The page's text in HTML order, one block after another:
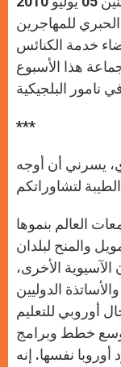
p e
r
k
للمهاجرين
خدمة الكنائس
هذا الأسبوع
***
يسرني أن أوجه
العالم بنموها
فزيادة التمويل والمنح لبلدان
الآسيوية الأخرى،
الدوليين
أوروبي للتعليم
خطط وبرامج
أوروبا نفسها. إنه